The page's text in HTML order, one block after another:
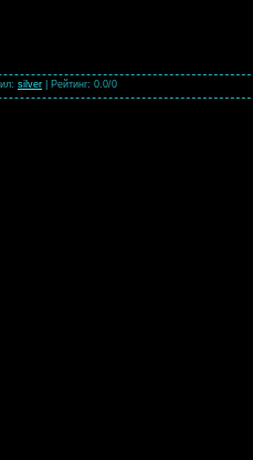
: silver Рейтинг: 0.0/0